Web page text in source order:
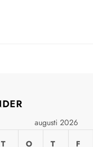
augusti 2026
T O T F